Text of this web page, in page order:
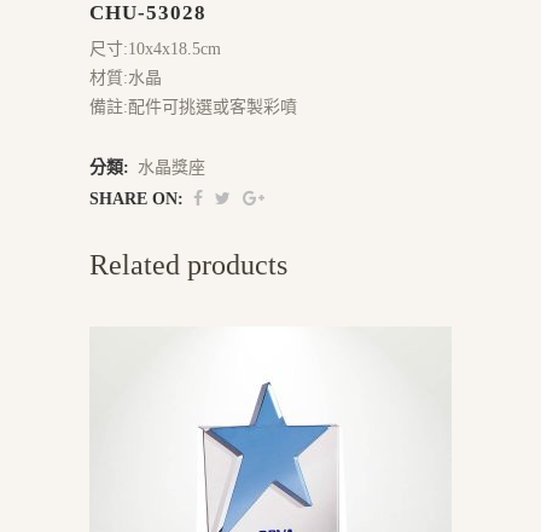
CHU-53028
尺寸:10x4x18.5cm
材質:水晶
備註:配件可挑選或客製彩噴
分類: 水晶獎座
SHARE ON:
Related products